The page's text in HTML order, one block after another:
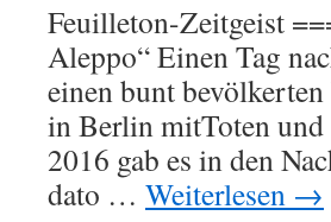
Feuilleton-Zeitgeist
Aleppo“ Einen Tag
einen bunt
in Berlin mitToten und
2016 gab es in den
dato … Weiterlesen →